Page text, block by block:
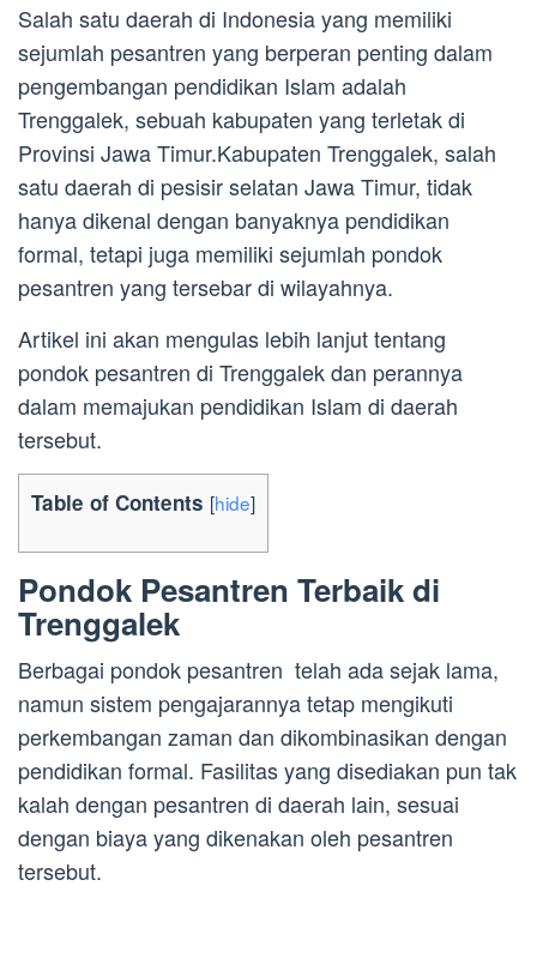
Salah satu daerah di Indonesia yang memiliki
sejumlah pesantren yang berperan penting dalam
pengembangan pendidikan Islam adalah
Trenggalek, sebuah kabupaten yang terletak di
Provinsi Jawa Timur.Kabupaten Trenggalek, salah
satu daerah di pesisir selatan Jawa Timur, tidak
hanya dikenal dengan banyaknya pendidikan
formal, tetapi juga memiliki sejumlah pondok
pesantren yang tersebar di wilayahnya.
Artikel ini akan mengulas lebih lanjut tentang
pondok pesantren di Trenggalek dan perannya
dalam memajukan pendidikan Islam di daerah
tersebut.
Table of Contents [hide]
Pondok Pesantren Terbaik di
Trenggalek
Berbagai pondok pesantren telah ada sejak lama,
namun sistem pengajarannya tetap mengikuti
perkembangan zaman dan dikombinasikan dengan
pendidikan formal. Fasilitas yang disediakan pun tak
kalah dengan pesantren di daerah lain, sesuai
dengan biaya yang dikenakan oleh pesantren
tersebut.